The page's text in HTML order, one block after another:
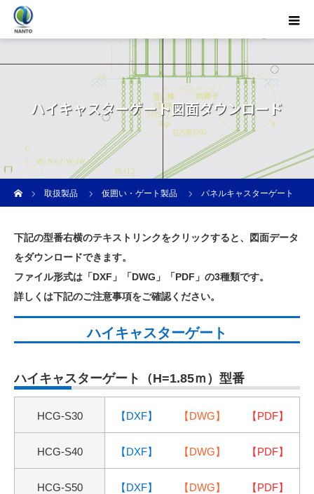
ハイキャスターゲート図面ダウンロード
取扱製品
仮囲い・ゲート製品 パネルキャスターゲート
下記の型番右横のテキストリンクをクリックすると、図面データ
をダウンロードできます。
ファイル形式は「DXF」「DWG」「PDF」の3種類です。
詳しくは下記のご注意事項をご確認ください。
ハイキャスターゲート
ハイキャスターゲート（H=1.85ｍ）型番
HCG-S30 【DXF】 【DWG】 【PDF】
HCG-S40 【DXF】 【DWG】 【PDF】
HCG-S50 【DXF】 【DWG】 【PDF】